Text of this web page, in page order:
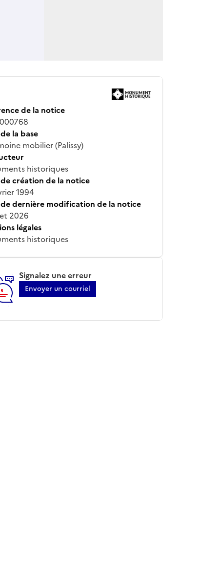
de la notice
la base
mobilier (Palissy)
historiques
création de la notice
1994
dernière modification de la notice
2026
légales
historiques
Signalez une erreur
Envoyer un courriel